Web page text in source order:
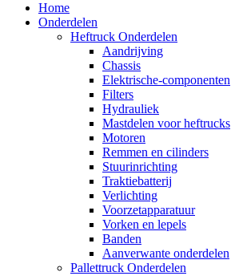
Home
Onderdelen
Heftruck Onderdelen
Aandrijving
Chassis
Elektrische-componenten
Filters
Hydrauliek
Mastdelen voor heftrucks
Motoren
Remmen en cilinders
Stuurinrichting
Traktiebatterij
Verlichting
Voorzetapparatuur
Vorken en lepels
Banden
Aanverwante onderdelen
Pallettruck Onderdelen